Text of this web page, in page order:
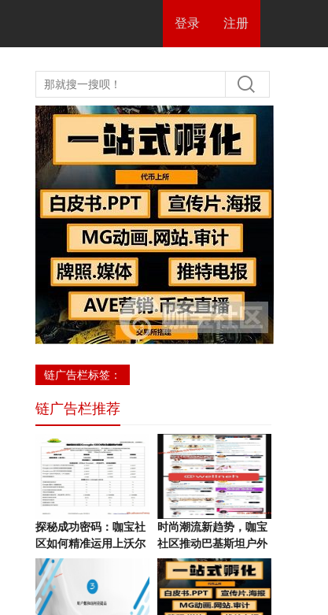
登录 注册
链广告栏标签：
链广告栏推荐
探秘成功密码：咖宝社
区如何精准运用上沃尔
特城市广告投放实现业
务增长？
时尚潮流新趋势，咖宝
社区推动巴基斯坦户外
大屏广告投放智慧营
销！